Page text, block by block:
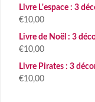
Livre L'espace : 3
€10,00
Livre de Noël : 3
€10,00
Livre Pirates : 3
€10,00